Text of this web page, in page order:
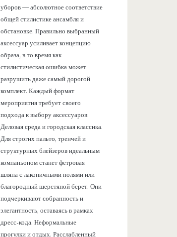
уборов — абсолютное соответствие
общей стилистике ансамбля и
обстановке. Правильно выбранный
аксессуар усиливает концепцию
образа, в то время как
стилистическая ошибка может
разрушить даже самый дорогой
комплект. Каждый формат
мероприятия требует своего
подхода к выбору аксессуаров:
Деловая среда и городская классика.
Для строгих пальто, тренчей и
структурных блейзеров идеальным
компаньоном станет фетровая
шляпа с лаконичными полями или
благородный шерстяной берет. Они
подчеркивают собранность и
элегантность, оставаясь в рамках
дресс-кода. Неформальные
прогулки и отдых. Расслабленный